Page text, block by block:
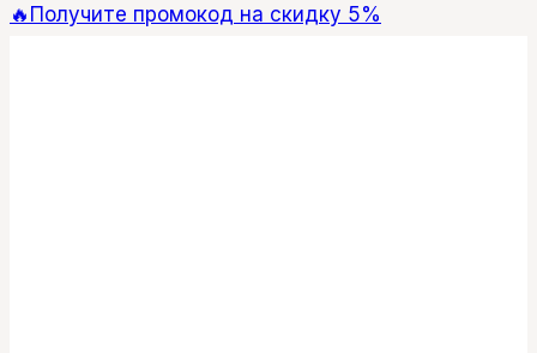
🔥Получите промокод на скидку 5%